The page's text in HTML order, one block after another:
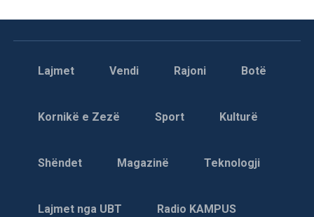
Lajmet Vendi Rajoni Botë
Kornikë e Zezë Sport Kulturë
Shëndet Magazinë Teknologji
Lajmet nga UBT Radio KAMPUS